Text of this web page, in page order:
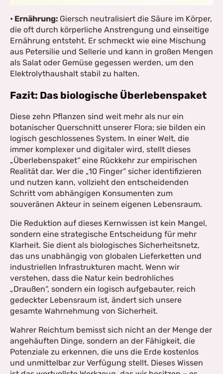
• Ernährung: Giersch neutralisiert die Säure im Körper,
die oft durch körperliche Anstrengung und einseitige
Ernährung entsteht. Er schmeckt wie eine Mischung
aus Petersilie und Sellerie und kann in großen Mengen
als Salat oder Gemüse gegessen werden, um den
Elektrolythaushalt stabil zu halten.
Fazit: Das biologische Überlebenspaket
Diese zehn Pflanzen sind weit mehr als nur ein
botanischer Querschnitt unserer Flora; sie bilden ein
logisch geschlossenes System. In einer Welt, die
immer komplexer und digitaler wird, stellt dieses
„Überlebenspaket“ eine Rückkehr zur empirischen
Realität dar. Wer die „10 Finger“ sicher identifizieren
und nutzen kann, vollzieht den entscheidenden
Schritt vom abhängigen Konsumenten zum
souveränen Akteur in seinem eigenen Lebensraum.
Die Reduktion auf dieses Kernwissen ist kein Mangel,
sondern eine strategische Entscheidung für mehr
Klarheit. Sie dient als biologisches Sicherheitsnetz,
das uns unabhängig von globalen Lieferketten und
industriellen Infrastrukturen macht. Wenn wir
verstehen, dass die Natur kein bedrohliches
„Draußen“, sondern ein logisch aufgebauter, reich
gedeckter Lebensraum ist, ändert sich unsere
gesamte Wahrnehmung von Sicherheit.
Wahrer Reichtum bemisst sich nicht an der Menge der
angehäuften Dinge, sondern an der Fähigkeit, die
Potenziale zu erkennen, die uns die Erde kostenlos
und unmittelbar zur Verfügung stellt. Dieses Wissen